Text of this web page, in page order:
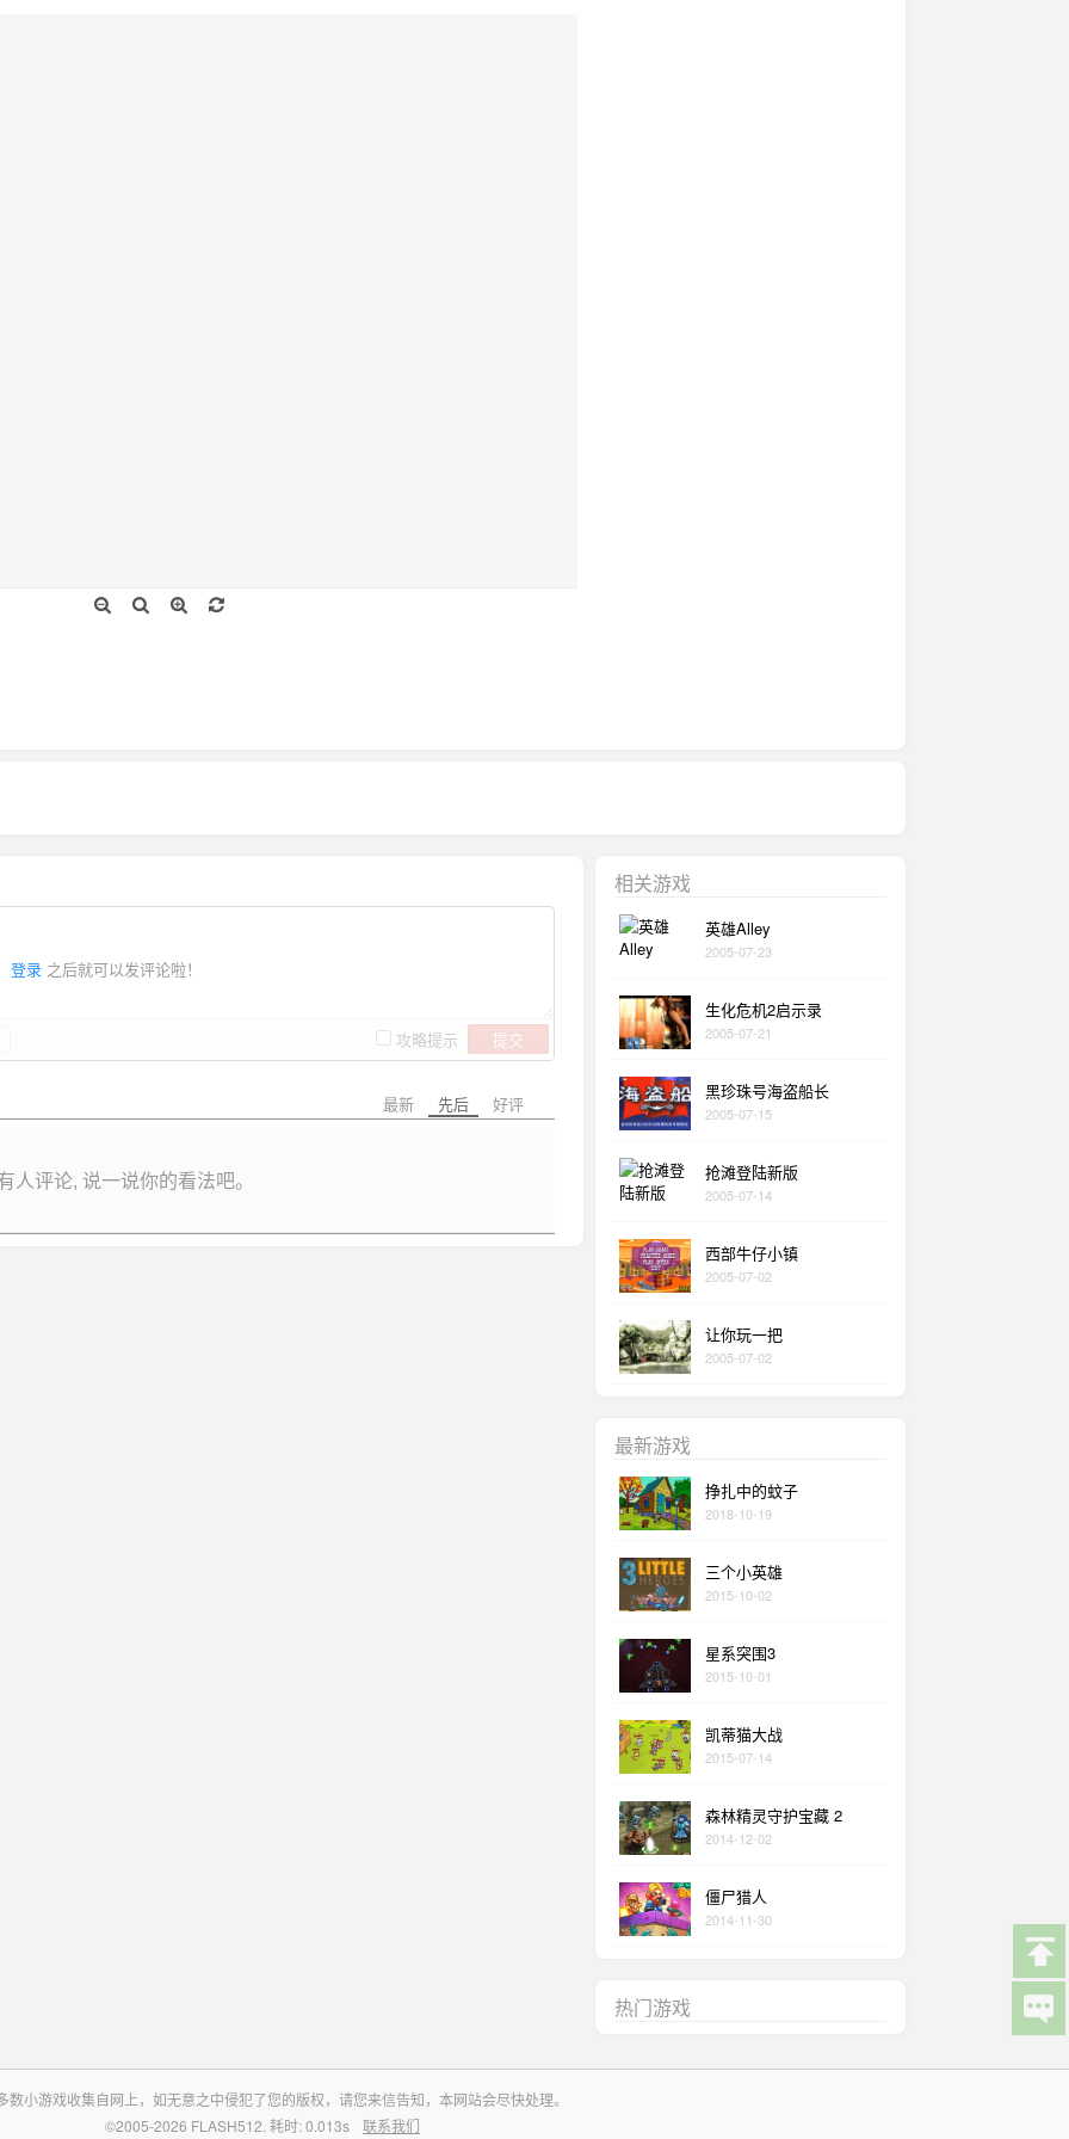
登录 之后就可以发评论啦！
攻略提示 提交
最新 先后 好评
人评论, 说一说你的看法吧。
相关游戏
英雄Alley
2005-07-23
生化危机2启示录
2005-07-21
黑珍珠号海盗船长
2005-07-15
抢滩登陆新版
2005-07-14
西部牛仔小镇
2005-07-02
让你玩一把
2005-07-02
最新游戏
挣扎中的蚊子
2018-10-19
三个小英雄
2015-10-02
星系突围3
2015-10-01
凯蒂猫大战
2015-07-14
森林精灵守护宝藏 2
2014-12-02
僵尸猎人
2014-11-30
热门游戏
数小游戏收集自网上，如无意之中侵犯了您的版权，请您来信告知，本网站会尽快处理。
©2005-2026 FLASH512. 耗时: 0.013s
联系我们